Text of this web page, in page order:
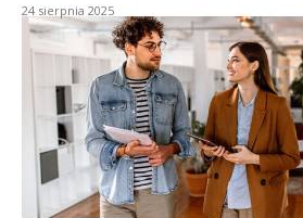
24 sierpnia 2025